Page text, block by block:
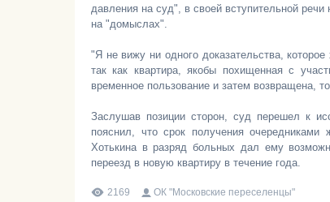
давления на суд", в своей вступительной
на "домыслах".
"Я не вижу ни одного доказательства,
так как квартира, якобы похищенная с
временное пользование и затем возвращена,
Заслушав позиции сторон, суд перешел к
пояснил, что срок получения
Хотькина в разряд больных дал ему
переезд в новую квартиру в течение года.
2169 ОК "Московские переселенцы"